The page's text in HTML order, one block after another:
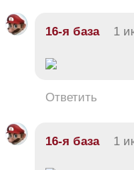
16-я база 1
Ответить
16-я база 1